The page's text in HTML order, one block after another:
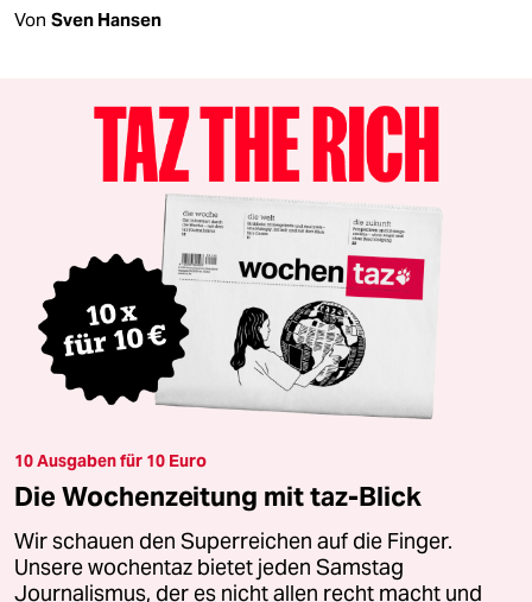
Von Sven Hansen
10 Ausgaben für 10 Euro
Die Wochenzeitung mit taz-Blick
Wir schauen den Superreichen auf die Finger.
Unsere wochentaz bietet jeden Samstag
Journalismus, der es nicht allen recht macht und